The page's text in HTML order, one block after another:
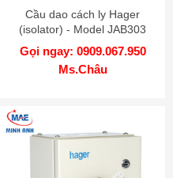
Cầu dao cách ly Hager
(isolator) - Model JAB303
Gọi ngay: 0909.067.950
Ms.Châu